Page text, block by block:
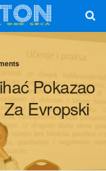
Pokazao
Evropski